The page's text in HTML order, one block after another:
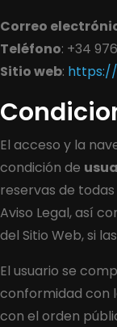
Correo
Teléfono: +34
Sitio web:
El acceso y la
condición de
reservas de
Aviso Legal, así
del Sitio Web, si
El usuario se
conformidad con
con el orden